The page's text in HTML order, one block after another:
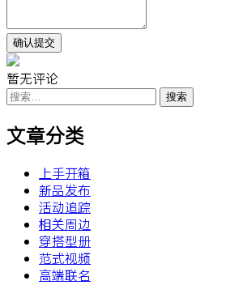
暂无评论
搜
索：
文章分类
上手开箱
新品发布
活动追踪
相关周边
穿搭型册
范式视频
高端联名